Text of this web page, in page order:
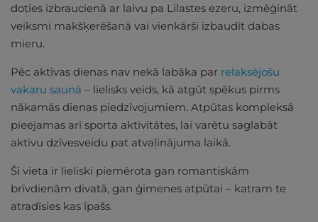
doties izbraucienā ar laivu pa Lilastes ezeru, izmēģināt
veiksmi makšķerēšanā vai vienkārši izbaudīt dabas
mieru.
Pēc aktīvas dienas nav nekā labāka par relaksējošu
vakaru saunā – lielisks veids, kā atgūt spēkus pirms
nākamās dienas piedzīvojumiem. Atpūtas kompleksā
pieejamas arī sporta aktivitātes, lai varētu saglabāt
aktīvu dzīvesveidu pat atvaļinājuma laikā.
Šī vieta ir lieliski piemērota gan romantiskām
brīvdienām divatā, gan ģimenes atpūtai – katram te
atradīsies kas īpašs.